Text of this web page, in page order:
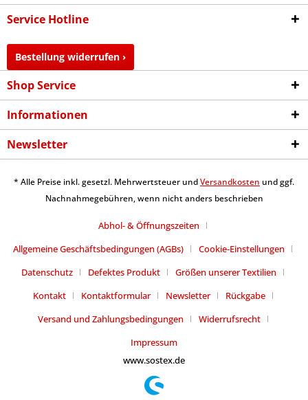
Service Hotline
Bestellung widerrufen ›
Shop Service
Informationen
Newsletter
* Alle Preise inkl. gesetzl. Mehrwertsteuer undVersandkosten und ggf.
Nachnahmegebühren, wenn nicht anders beschrieben
Abhol- & Öffnungszeiten
Allgemeine Geschäftsbedingungen (AGBs)
Cookie-Einstellungen
Datenschutz
Defektes Produkt
Größen unserer Textilien
Kontakt
Kontaktformular Newsletter
Rückgabe
Versand und Zahlungsbedingungen
Widerrufsrecht
Impressum
www.sostex.de